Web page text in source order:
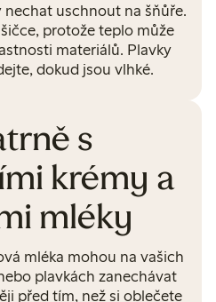
uschnout na šňůře.
protože teplo může
materiálů. Plavky
dokud jsou vlhké.
s
krémy a
mléky
mléka mohou na vašich
plavkách zanechávat
před tím, než si oblečete